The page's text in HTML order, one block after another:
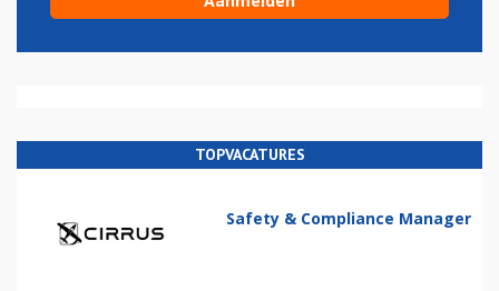
TOPVACATURES
Safety & Compliance Manager